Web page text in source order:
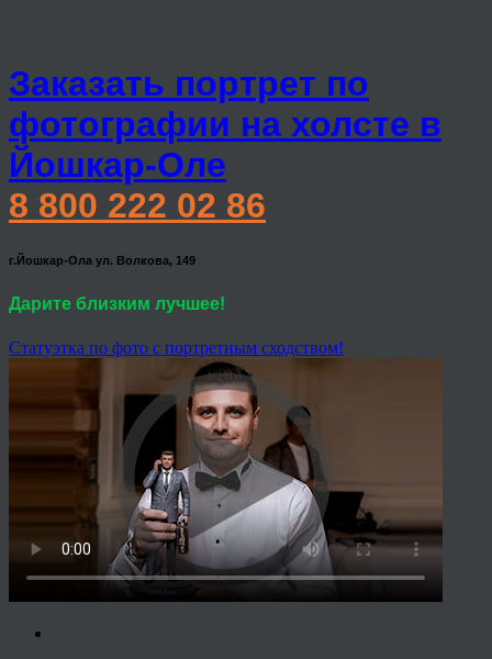
Заказать портрет по
фотографии на холсте в
Йошкар-Оле
8 800 222 02 86
г.Йошкар-Ола ул. Волкова, 149
Дарите близким лучшее!
Статуэтка по фото с портретным сходством!